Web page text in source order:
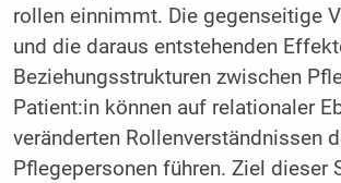
rollen einnimmt. Die gegenseitige
und die daraus entstehenden
Beziehungsstrukturen zwischen
Patient:in können auf relationaler
veränderten Rollenverständnissen
Pflegepersonen führen. Ziel dieser